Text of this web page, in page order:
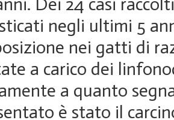
negli ultimi 5
nei gatti di
a carico dei
a quanto
è stato il